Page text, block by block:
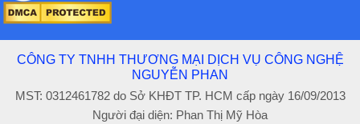
CÔNG TY TNHH THƯƠNG MẠI DỊCH VỤ CÔNG NGHỆ
NGUYỄN PHAN
MST: 0312461782 do Sở KHĐT TP. HCM cấp ngày 16/09/2013
Người đại diện: Phan Thị Mỹ Hòa